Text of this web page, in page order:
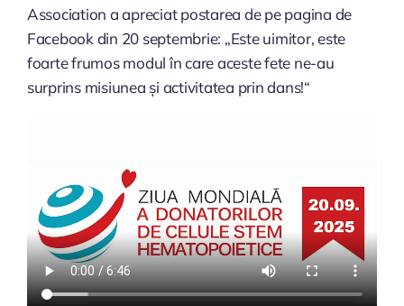
Association a apreciat postarea de pe pagina de
Facebook din 20 septembrie: „Este uimitor, este
foarte frumos modul în care aceste fete ne-au
surprins misiunea și activitatea prin dans!“